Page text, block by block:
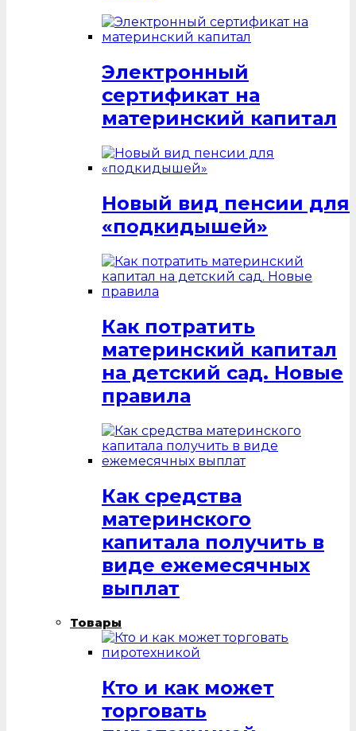
Электронный
сертификат на
материнский капитал
Новый вид пенсии для
«подкидышей»
Как потратить
материнский капитал
на детский сад. Новые
правила
Как средства
материнского
капитала получить в
виде ежемесячных
выплат
Товары
Кто и как может
торговать